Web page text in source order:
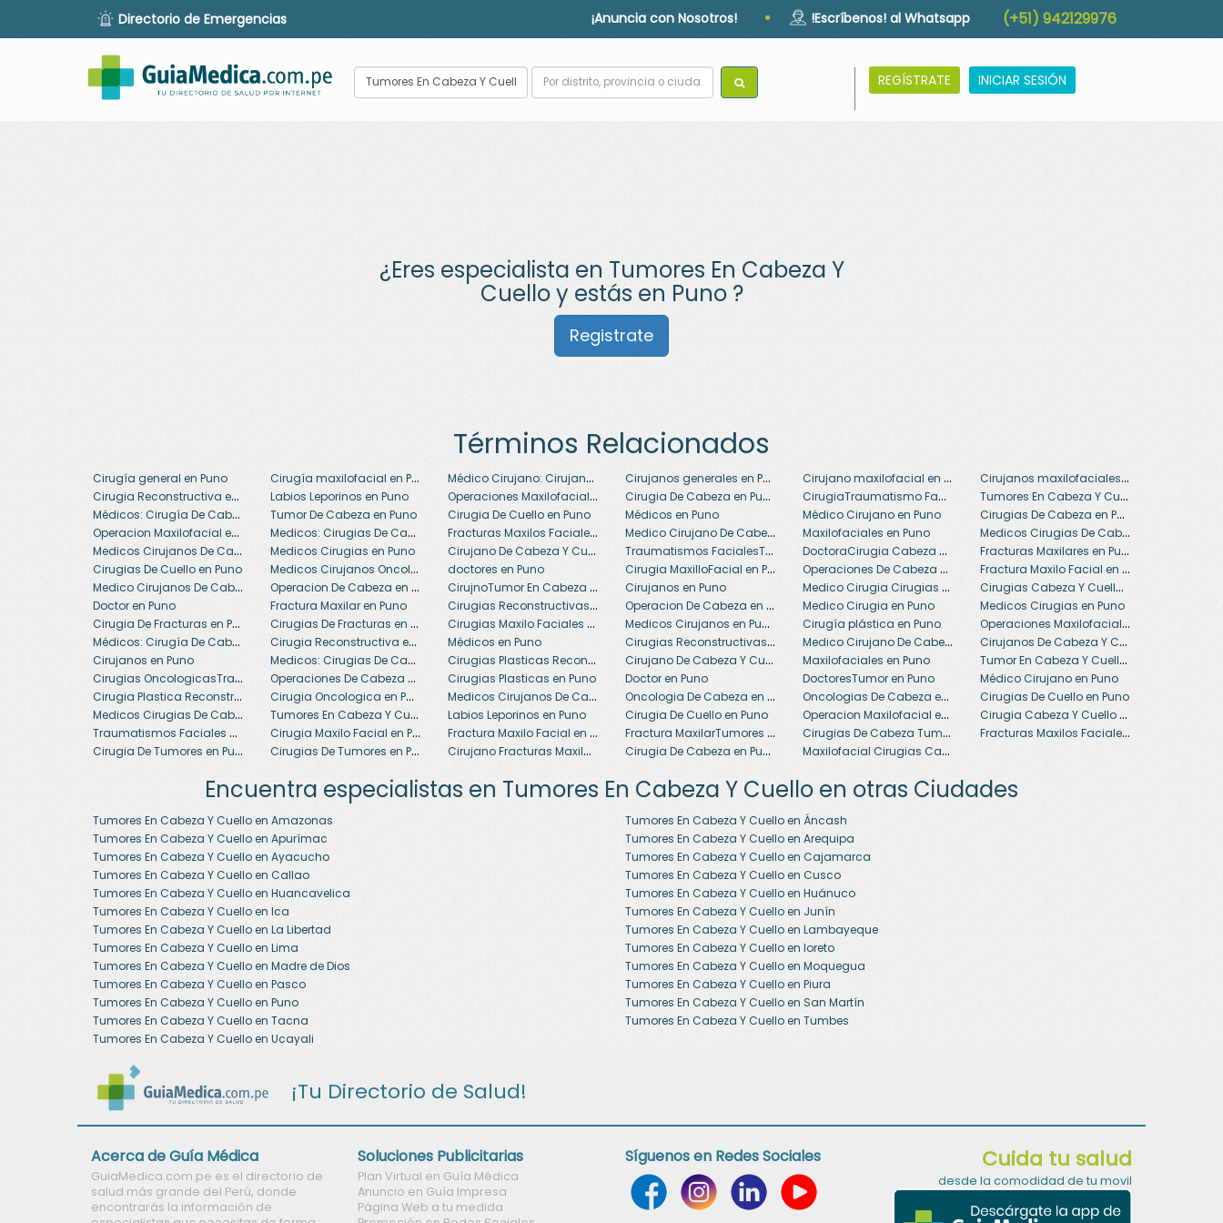
Directorio de Emergencias ¡Anuncia con Nosotros! · !Escríbenos! al Whatsapp (+51) 942129976
REGÍSTRATE INICIAR SESIÓN
¿Eres especialista en Tumores En Cabeza Y
Cuello y estás en Puno ?
Registrate
Términos Relacionados
Cirugía general en Puno Cirugía maxilofacial en Puno Médico Cirujano: Cirujano general en Puno Cirujanos generales en Puno Cirujano maxilofacial en Puno
Cirujanos maxilofaciales en Puno
Cirugia Reconstructiva en Puno
Labios Leporinos en Puno Operaciones Maxilofaciales en Puno Cirugia De Cabeza en Puno CirugiaTraumatismo Facial en Puno
Tumores En Cabeza Y Cuello en Puno
Médicos: Cirugía De Cabeza,Cuello Y Maxilofacial en Puno
Tumor De Cabeza en Puno Cirugia De Cuello en Puno Médicos en Puno Médico Cirujano en Puno
Cirugias De Cabeza en Puno
Operacion Maxilofacial en Puno
Medicos: Cirugias De Cabeza, Cuello Y Maxiolfacial en Puno Fracturas Maxilos Faciales en Puno Medico Cirujano De Cabeza Y Cuello en Puno Maxilofaciales en Puno
Medicos Cirugias De Cabeza Cuello Y Maxilofacial en Puno
Medicos Cirujanos De Cabeza Y Cuello en Puno
Medicos Cirugias en Puno Cirujano De Cabeza Y Cuello en Puno Traumatismos FacialesTumores De Cabeza en Puno DoctoraCirugia Cabeza Y Cuello en Puno Fracturas Maxilares en Puno
Cirugias De Cuello en Puno Medicos Cirujanos Oncologias De Cabeza en Puno doctores en Puno Cirugia MaxilloFacial en Puno Operaciones De Cabeza en Puno
Fractura Maxilo Facial en Puno
Medico Cirujanos De Cabeza Y Cuello en Puno
Operacion De Cabeza en Puno CirujnoTumor En Cabeza Y CuelloMaxilofacial en Puno Cirujanos en Puno Medico Cirugia Cirugias Maxilo Faciales en Puno Cirugias Cabeza Y Cuello en Puno
Doctor en Puno Fractura Maxilar en Puno Cirugias Reconstructivas Oncologia De Cabeza en Puno Operacion De Cabeza en Puno Medico Cirugia en Puno Medicos Cirugias en Puno
Cirugia De Fracturas en Puno Cirugias De Fracturas en Puno Cirugias Maxilo Faciales en Puno Medicos Cirujanos en Puno Cirugía plástica en Puno
Operaciones Maxilofaciales en Puno
Médicos: Cirugía De Cabeza,Cuello Y Maxilofacial en Puno
Cirugia Reconstructiva en Puno Médicos en Puno Cirugias ReconstructivasTumor De Cabeza en Puno Medico Cirujano De Cabeza Y Cuello en Puno Cirujanos De Cabeza Y Cuello en Puno
Cirujanos en Puno Medicos: Cirugias De Cabeza, Cuello Y Maxiolfacial en Puno Cirugias Plasticas Reconstructivas en Puno Cirujano De Cabeza Y Cuello en Puno Maxilofaciales en Puno
Tumor En Cabeza Y Cuello en Puno
Cirugias OncologicasTraumatismo Facial en Puno
Operaciones De Cabeza en Puno Cirugias Plasticas en Puno Doctor en Puno DoctoresTumor en Puno Médico Cirujano en Puno
Cirugia Plastica Reconstructiva en Puno Cirugia Oncologica en Puno Medicos Cirujanos De Cabeza Y Cuello en Puno Oncologia De Cabeza en Puno Oncologias De Cabeza en Puno Cirugias De Cuello en Puno
Medicos Cirugias De Cabeza Cuello Y Maxilofacial en Puno Tumores En Cabeza Y Cuello en Puno Labios Leporinos en Puno Cirugia De Cuello en Puno Operacion Maxilofacial en Puno
Cirugia Cabeza Y Cuello en Puno
Traumatismos Faciales en Puno
Cirugia Maxilo Facial en Puno Fractura Maxilo Facial en Puno Fractura MaxilarTumores De Cabeza en Puno Cirugias De Cabeza Tumores en Puno
Fracturas Maxilos Faciales en Puno
Cirugia De Tumores en Puno
Cirugias De Tumores en Puno Cirujano Fracturas Maxilares en Puno Cirugia De Cabeza en Puno Maxilofacial Cirugias Cabeza Y Cuello en Puno
Encuentra especialistas en Tumores En Cabeza Y Cuello en otras Ciudades
Tumores En Cabeza Y Cuello en Amazonas
Tumores En Cabeza Y Cuello en Áncash
Tumores En Cabeza Y Cuello en Apurímac
Tumores En Cabeza Y Cuello en Arequipa
Tumores En Cabeza Y Cuello en Ayacucho
Tumores En Cabeza Y Cuello en Cajamarca
Tumores En Cabeza Y Cuello en Callao
Tumores En Cabeza Y Cuello en Cusco
Tumores En Cabeza Y Cuello en Huancavelica
Tumores En Cabeza Y Cuello en Huánuco
Tumores En Cabeza Y Cuello en Ica
Tumores En Cabeza Y Cuello en Junín
Tumores En Cabeza Y Cuello en La Libertad
Tumores En Cabeza Y Cuello en Lambayeque
Tumores En Cabeza Y Cuello en Lima
Tumores En Cabeza Y Cuello en loreto
Tumores En Cabeza Y Cuello en Madre de Dios
Tumores En Cabeza Y Cuello en Moquegua
Tumores En Cabeza Y Cuello en Pasco
Tumores En Cabeza Y Cuello en Piura
Tumores En Cabeza Y Cuello en Puno
Tumores En Cabeza Y Cuello en San Martín
Tumores En Cabeza Y Cuello en Tacna
Tumores En Cabeza Y Cuello en Tumbes
Tumores En Cabeza Y Cuello en Ucayali
¡Tu Directorio de Salud!
Acerca de Guía Médica
GuiaMedica.com.pe es el directorio de
salud más grande del Perú, donde
encontrarás la información de
Soluciones Publicitarias
Plan Virtual en Guía Médica
Anuncio en Guía Impresa
Página Web a tu medida
Síguenos en Redes Sociales Cuida tu salud
desde la comodidad de tu movil